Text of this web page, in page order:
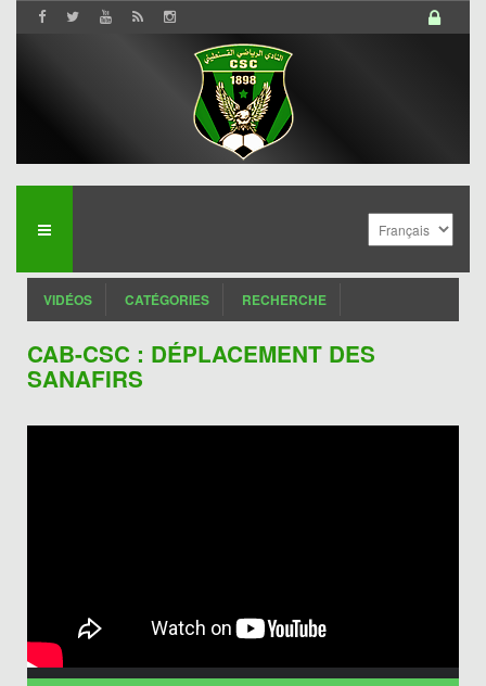
VIDÉOS CATÉGORIES RECHERCHE
CAB-CSC : DÉPLACEMENT DES
SANAFIRS